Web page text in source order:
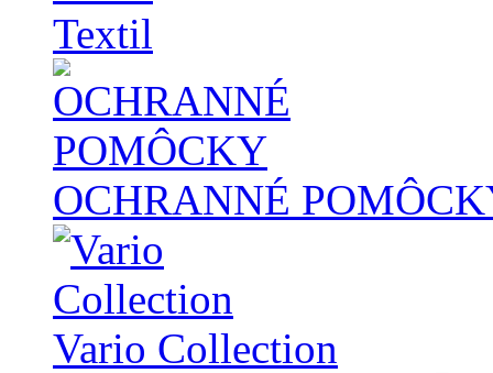
Textil
OCHRANNÉ
Vario Collection